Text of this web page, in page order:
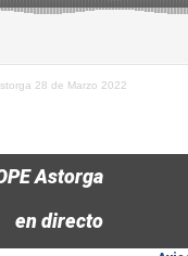
28 de Marzo 2022
Astorga
en directo